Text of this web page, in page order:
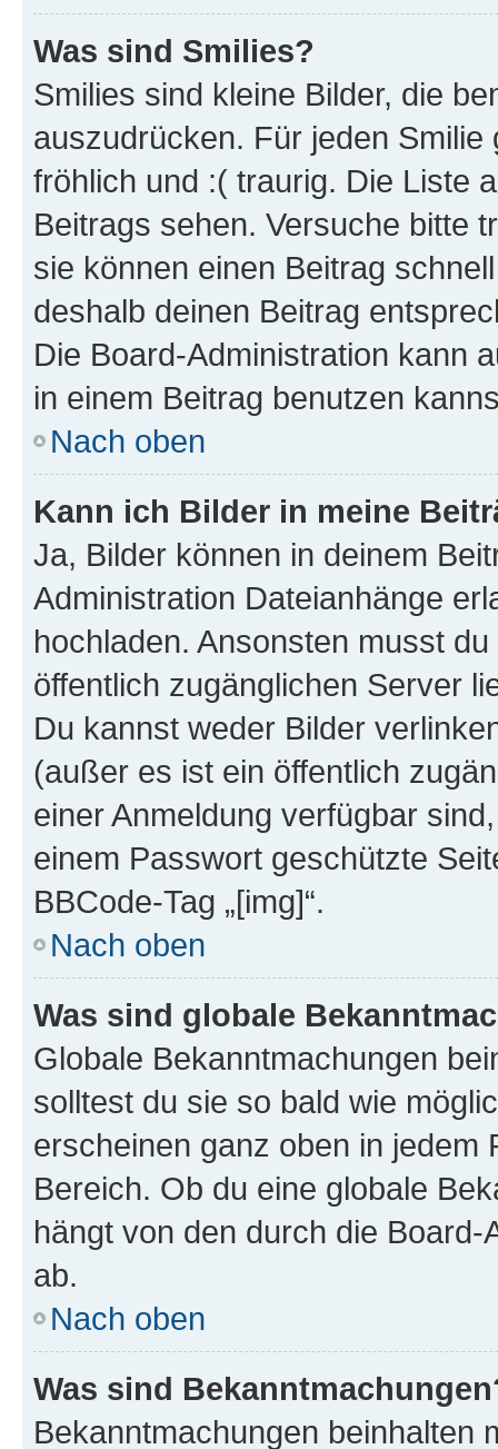
Was sind Smilies?
Smilies sind kleine Bilder, die
auszudrücken. Für jeden
fröhlich und :( traurig. Die Liste
Beitrags sehen. Versuche bitte
sie können einen Beitrag
deshalb deinen Beitrag
Die Board-Administration kann
in einem Beitrag benutzen
Nach oben
Kann ich Bilder in meine
Ja, Bilder können in deinem
Administration Dateianhänge
hochladen. Ansonsten musst
öffentlich zugänglichen Server
Du kannst weder Bilder
(außer es ist ein öffentlich
einer Anmeldung verfügbar
einem Passwort geschützte
BBCode-Tag „[img]“.
Nach oben
Was sind globale
Globale Bekanntmachungen
solltest du sie so bald wie
erscheinen ganz oben in jedem
Bereich. Ob du eine globale
hängt von den durch die
ab.
Nach oben
Was sind
Bekanntmachungen beinhalten